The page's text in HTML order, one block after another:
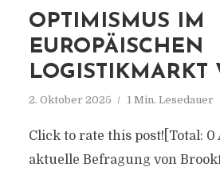
OPTIMISMUS IM
EUROPÄISCHEN
LOGISTIKMARKT
2. Oktober 2025 1 Min. Lesedauer
Click to rate this post![Total: 0
aktuelle Befragung von